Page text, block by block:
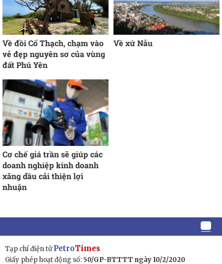
Về đồi Cổ Thạch, chạm vào
vẻ đẹp nguyên sơ của vùng
đất Phú Yên
Về xứ Nẫu
Cơ chế giá trần sẽ giúp các
doanh nghiệp kinh doanh
xăng dầu cải thiện lợi
nhuận
Tạp chí điện tửPetroTimes
Giấy phép hoạt động số: 50/GP-BTTTT ngày 10/2/2020